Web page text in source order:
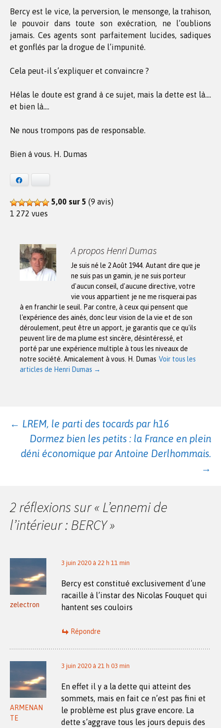
Bercy est le vice, la perversion, le mensonge, la trahison,
le pouvoir dans toute son exécration, ne l’oublions
jamais. Ces agents sont parfaitement lucides, sadiques
et gonflés par la drogue de l’impunité.
Cela peut-il s’expliquer et convaincre ?
Hélas le doute est grand à ce sujet, mais la dette est là….
et bien là….
Ne nous trompons pas de responsable.
Bien à vous. H. Dumas
5,00 sur 5 (9 avis)
1 272 vues
A propos Henri Dumas
Je suis né le 2 Août 1944. Autant dire que je
ne suis pas un gamin, je ne suis porteur
d'aucun conseil, d'aucune directive, votre
vie vous appartient je ne me risquerai pas
à en franchir le seuil. Par contre, à ceux qui pensent que
l'expérience des ainés, donc leur vision de la vie et de son
déroulement, peut être un apport, je garantis que ce qu'ils
peuvent lire de ma plume est sincère, désintéressé, et
porté par une expérience multiple à tous les niveaux de
notre société. Amicalement à vous. H. Dumas Voir tous les
articles de Henri Dumas →
Navigation
des
← LREM, le parti des tocards par h16
Dormez bien les petits : la France en plein
déni économique par Antoine Derlhommais.
→
2 réflexions sur « L’ennemi de
l’intérieur : BERCY»
zelectron
3 juin 2020 à 22 h 11 min
Bercy est constitué exclusivement d’une
racaille à l’instar des Nicolas Fouquet qui
hantent ses couloirs
Répondre
ARMENAN
TE
3 juin 2020 à 21 h 03 min
En effet il y a la dette qui atteint des
sommets, mais en fait ce n’est pas fini et
le problème est plus grave encore. La
dette s’aggrave tous les jours depuis des